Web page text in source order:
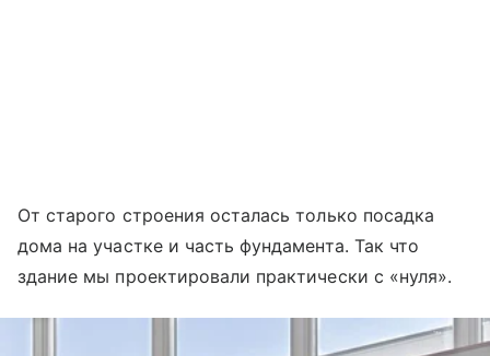
От старого строения осталась только посадка
дома на участке и часть фундамента. Так что
здание мы проектировали практически с «нуля».